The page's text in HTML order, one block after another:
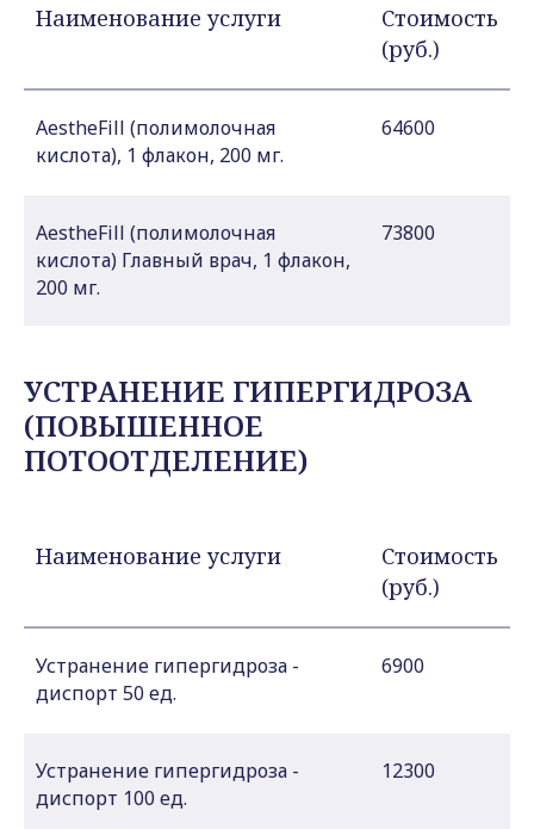
Наименование услуги
Стоимость
(руб.)
AestheFill (полимолочная
кислота), 1 флакон, 200 мг.
64600
AestheFill (полимолочная
кислота) Главный врач, 1 флакон,
200 мг.
73800
УСТРАНЕНИЕ ГИПЕРГИДРОЗА
(ПОВЫШЕННОЕ
ПОТООТДЕЛЕНИЕ)
Наименование услуги
Стоимость
(руб.)
Устранение гипергидроза -
диспорт 50 ед.
6900
Устранение гипергидроза -
диспорт 100 ед.
12300